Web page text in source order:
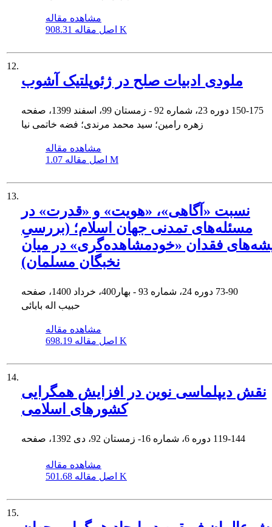
مشاهده مقاله
اصل مقاله 908.31 K
12.
ملودی ادبیات صلح در ژئوپلتیک آشوب
150-175
زهره رامین؛ سید محمد مرندی؛ فضه خاتمی نیا
مشاهده مقاله
اصل مقاله 1.07 M
13.
نسبت «آگاهی»، «هویت» و «قدرت» در
مسئله‌های تمدنی جهان اسلام؛ (بررسیِ
فقدان «خودمشاهده‌گری» در میان
نخبگان مسلمان)
73-90
حبیب اله بابائی
مشاهده مقاله
اصل مقاله 698.19 K
14.
نقش دیپلماسی نوین در افزایش همگرایی
کشورهای اسلامی
119-144
مشاهده مقاله
اصل مقاله 501.68 K
15.